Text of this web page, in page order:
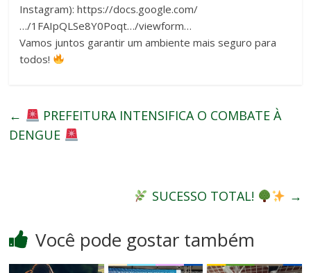
Instagram): https://docs.google.com/
…/1FAIpQLSe8Y0Poqt…/viewform…
Vamos juntos garantir um ambiente mais seguro para
todos!
←
PREFEITURA INTENSIFICA O COMBATE À
DENGUE
SUCESSO TOTAL! →
Você pode gostar também